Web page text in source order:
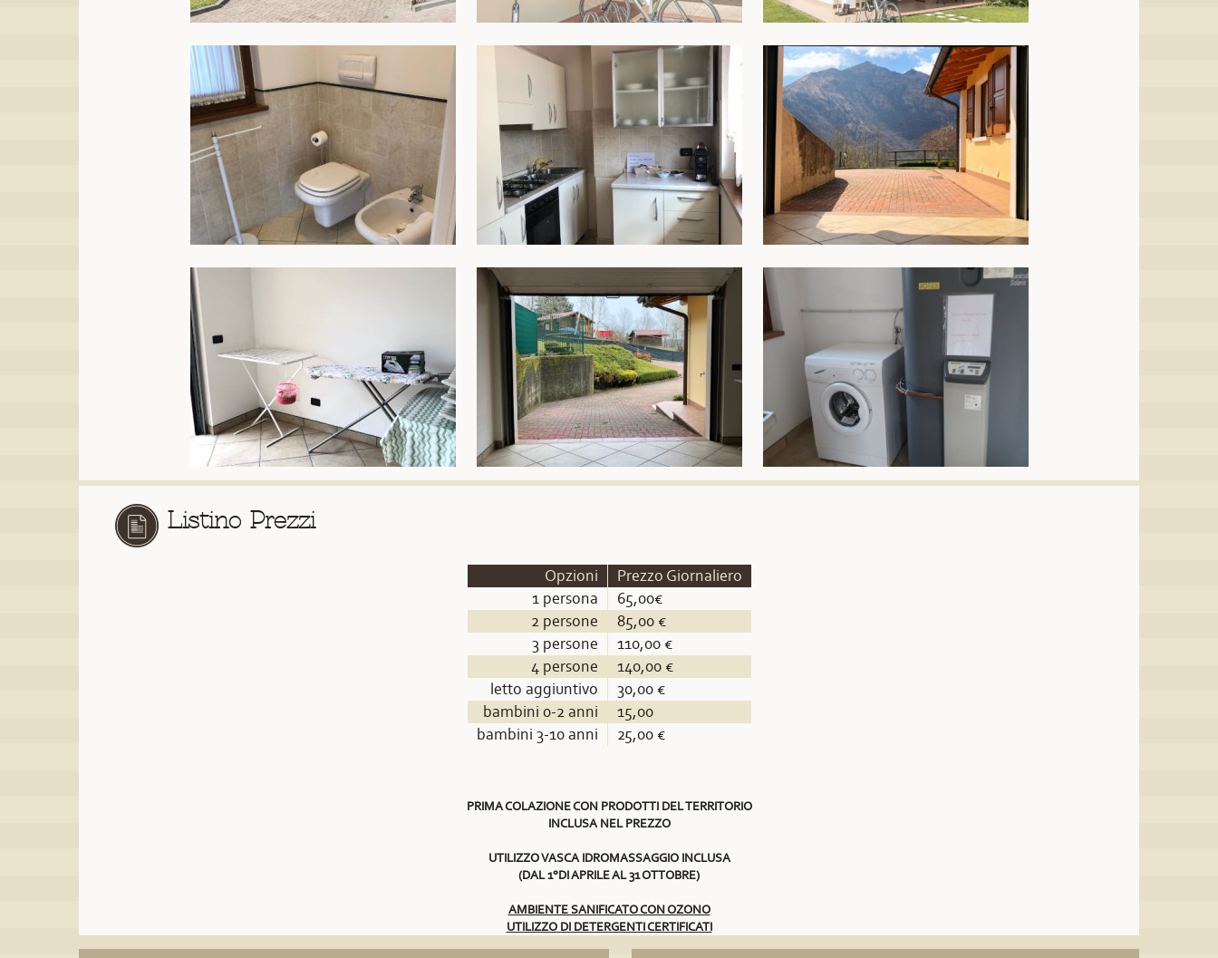
Listino Prezzi
Opzioni
Prezzo Giornaliero
1 persona
65,00€
2 persone
85,00 €
3 persone
110,00 €
4 persone
140,00 €
letto aggiuntivo
30,00 €
bambini 0-2 anni
15,00
bambini 3-10 anni
25,00 €
PRIMA COLAZIONE CON PRODOTTI DEL TERRITORIO
INCLUSA NEL PREZZO
UTILIZZO VASCA IDROMASSAGGIO INCLUSA
(DAL 1°DI APRILE AL 31 OTTOBRE)
AMBIENTE SANIFICATO CON OZONO
UTILIZZO DI DETERGENTI CERTIFICATI